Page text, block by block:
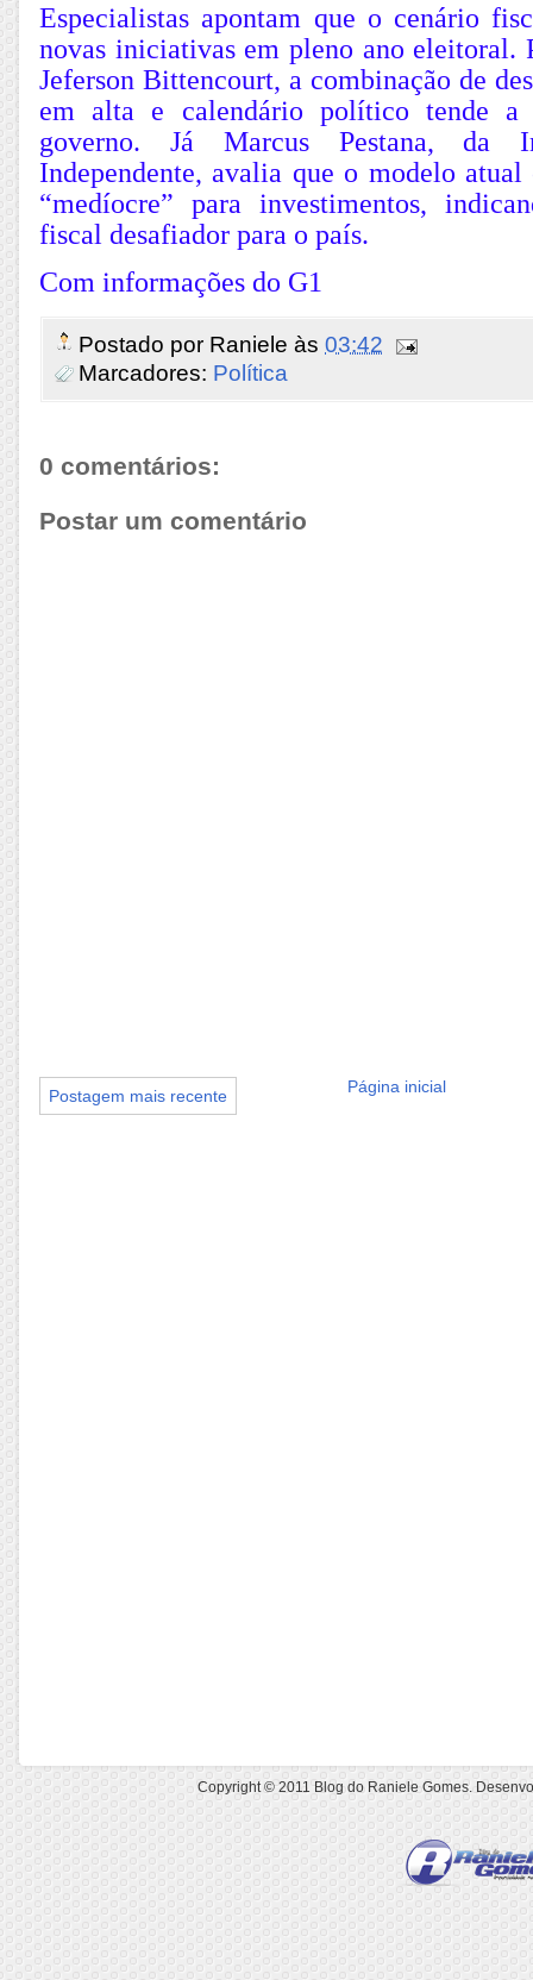
Especialistas apontam que o cenário
novas iniciativas em pleno ano eleitoral.
Jeferson Bittencourt, a combinação de
em alta e calendário político tende a
governo. Já Marcus Pestana, da
Independente, avalia que o modelo
“medíocre” para investimentos,
fiscal desafiador para o país.
Com informações do G1
Postado por Raniele às 03:42
Marcadores: Política
0 comentários:
Postar um comentário
Postagem mais recente Página inicial
Copyright © 2011Blog do Raniele Gomes.